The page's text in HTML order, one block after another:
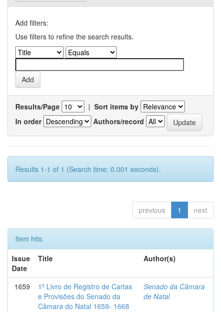
Add filters:
Use filters to refine the search results.
Results/Page | Sort items by
In order
Authors/record
Results 1-1 of 1 (Search time: 0.001 seconds).
previous 1 next
Item hits:
Issue
Date
Title Author(s)
1659
1º Livro de Registro de Cartas
e Provisões do Senado da
Câmara do Natal 1659- 1668
Senado da Câmara
de Natal